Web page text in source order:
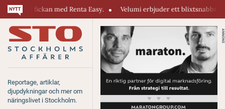
fickan med Renta Easy. Velumi erbjuder ett blixtsnabbt, pålitligt &
Reportage, artiklar,
djupdykningar och mer om
näringslivet i Stockholm.
ANNONS